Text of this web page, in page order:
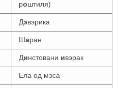
роштиля)
Дэвэрика
Шаран
Динстовани ивэрак
Ела од мэса